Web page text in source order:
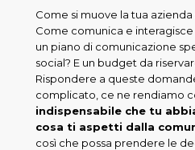
Come si muove la tua
Come comunica e
un piano di comunicazione
social? E un budget da
Rispondere a queste
complicato, ce ne rendiamo
indispensabile che tu
cosa ti aspetti dalla
così che possa prendere le